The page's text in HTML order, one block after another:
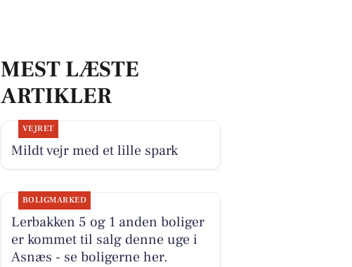
MEST LÆSTE
ARTIKLER
VEJRET
Mildt vejr med et lille spark
BOLIGMARKED
Lerbakken 5 og 1 anden boliger
er kommet til salg denne uge i
Asnæs - se boligerne her.